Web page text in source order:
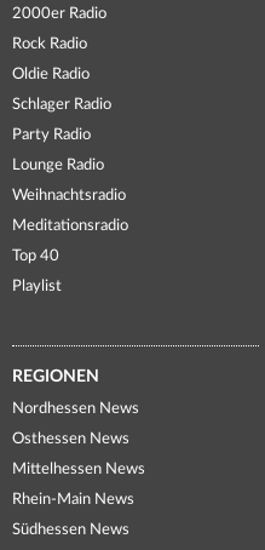
2000er Radio
Rock Radio
Oldie Radio
Schlager Radio
Party Radio
Lounge Radio
Weihnachtsradio
Meditationsradio
Top 40
Playlist
REGIONEN
Nordhessen News
Osthessen News
Mittelhessen News
Rhein-Main News
Südhessen News